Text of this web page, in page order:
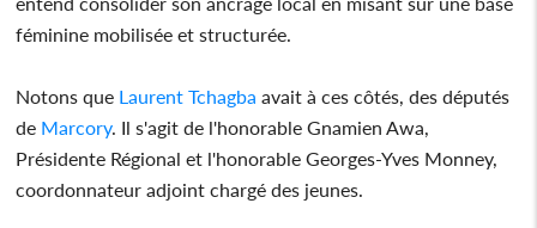
féminine mobilisée et structurée.
Notons que Laurent Tchagba avait à ces côtés, des députés
de Marcory. Il s'agit de l'honorable Gnamien Awa,
Présidente Régional et l'honorable Georges-Yves Monney,
coordonnateur adjoint chargé des jeunes.